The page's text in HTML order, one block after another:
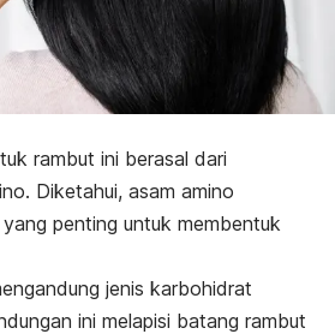
rambut ini berasal dari
Diketahui, asam amino
penting untuk membentuk
jenis karbohidrat
ini melapisi batang rambut